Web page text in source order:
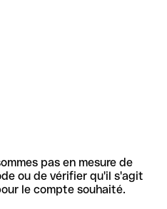
pas en mesure de
ou de vérifier qu'il s'agit
le compte souhaité.